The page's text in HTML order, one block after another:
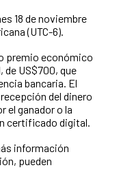
18 de noviembre
(UTC-6).
premio económico
de US$700, que
bancaria. El
del dinero
el ganador o la
certificado digital.
información
pueden